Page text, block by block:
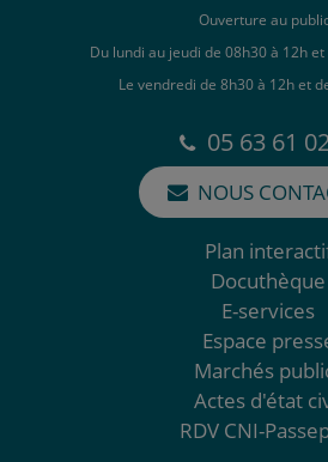
Ouverture au
Du lundi au jeudi de 08h30 à 12h
Le vendredi de 8h30 à 12h et
05 63 61
NOUS
Plan
Docuthèque
E-services
Espace
Marchés
Actes d'état
RDV CNI-